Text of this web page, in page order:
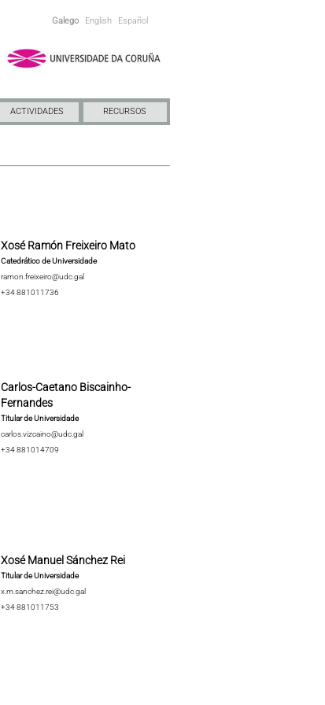
Galego English Español
ACTIVIDADES RECURSOS
Xosé Ramón Freixeiro Mato
Catedrático de Universidade
ramon.freixeiro@udc.gal
+34 881011736
Carlos-Caetano Biscainho-
Fernandes
Titular de Universidade
carlos.vizcaino@udc.gal
+34 881014709
Xosé Manuel Sánchez Rei
Titular de Universidade
x.m.sanchez.rei@udc.gal
+34 881011753